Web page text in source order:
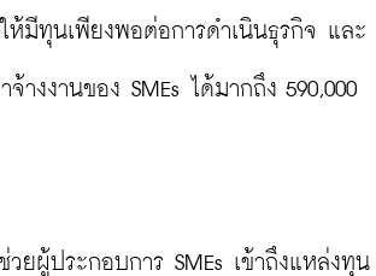
ห้มีทุนเพียงพอต่อการดำเนินธุรกิจ และ
จ้างงานของ SMEs ได้มากถึง 590,000
ยผู้ประกอบการ SMEs เข้าถึงแหล่งทุน